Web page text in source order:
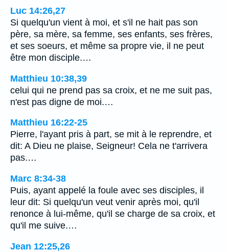
Luc 14:26,27
Si quelqu'un vient à moi, et s'il ne hait pas son
père, sa mère, sa femme, ses enfants, ses frères,
et ses soeurs, et même sa propre vie, il ne peut
être mon disciple.…
Matthieu 10:38,39
celui qui ne prend pas sa croix, et ne me suit pas,
n'est pas digne de moi.…
Matthieu 16:22-25
Pierre, l'ayant pris à part, se mit à le reprendre, et
dit: A Dieu ne plaise, Seigneur! Cela ne t'arrivera
pas.…
Marc 8:34-38
Puis, ayant appelé la foule avec ses disciples, il
leur dit: Si quelqu'un veut venir après moi, qu'il
renonce à lui-même, qu'il se charge de sa croix, et
qu'il me suive.…
Jean 12:25,26